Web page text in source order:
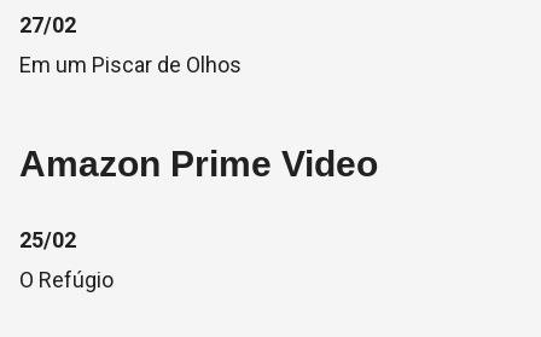
27/02
Em um Piscar de Olhos
Amazon Prime Video
25/02
O Refúgio